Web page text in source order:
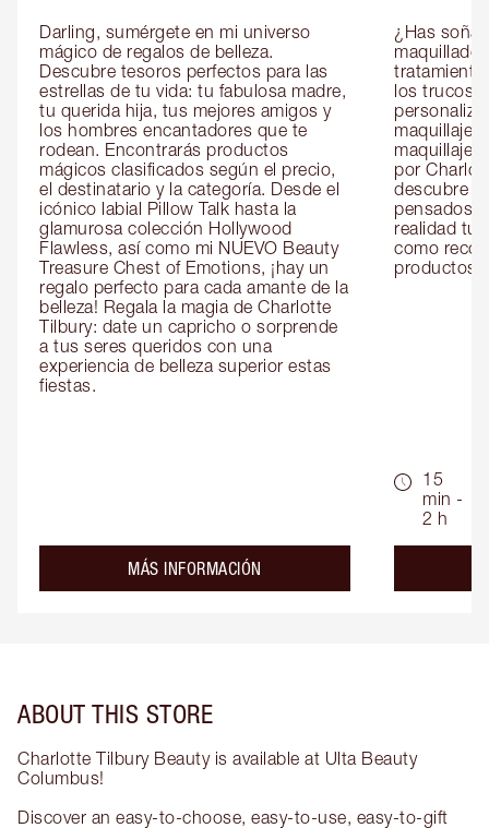
Darling, sumérgete en mi universo
mágico de regalos de belleza.
Descubre tesoros perfectos para las
estrellas de tu vida: tu fabulosa madre,
tu querida hija, tus mejores amigos y
los hombres encantadores que te
rodean. Encontrarás productos
mágicos clasificados según el precio,
el destinatario y la categoría. Desde el
icónico labial Pillow Talk hasta la
glamurosa colección Hollywood
Flawless, así como mi NUEVO Beauty
Treasure Chest of Emotions, ¡hay un
regalo perfecto para cada amante de la
belleza! Regala la magia de Charlotte
Tilbury: date un capricho o sorprende
a tus seres queridos con una
experiencia de belleza superior estas
fiestas.
MÁS INFORMACIÓN
¿Has
los
maquillaje
maquillaje
por
descubre
pensados
realidad
como
productos
15
min -
2 h
ABOUT THIS STORE
Charlotte Tilbury Beauty is available at Ulta Beauty
Columbus!
Discover an easy-to-choose, easy-to-use, easy-to-gift